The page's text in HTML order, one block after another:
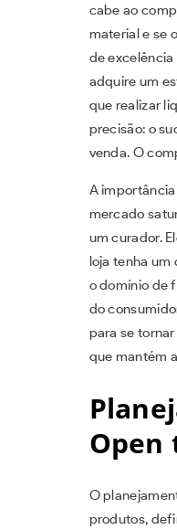
cabe ao
material e se
de excelência
adquire um
que realizar
precisão: o
venda. O
A
mercado
um curador.
loja tenha
o domínio de
do
para se
que mantém
Open
O
produtos,